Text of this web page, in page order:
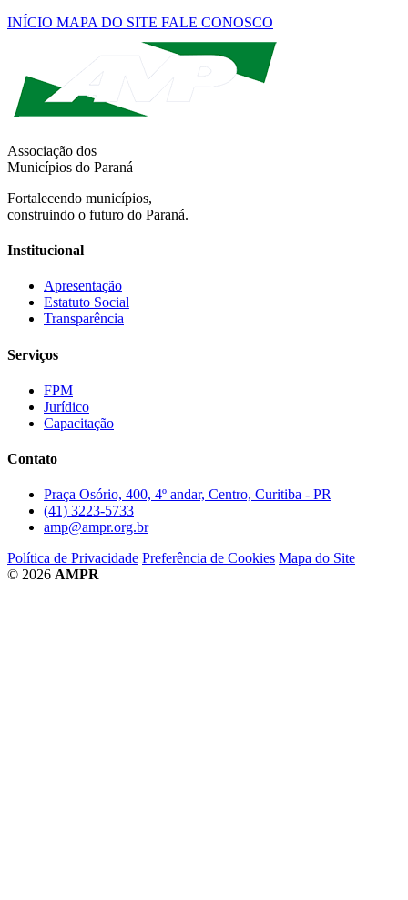
INÍCIO MAPA DO SITE FALE CONOSCO
Associação dos
Municípios do Paraná
Fortalecendo municípios,
construindo o futuro do Paraná.
Institucional
Apresentação
Estatuto Social
Transparência
Serviços
FPM
Jurídico
Capacitação
Contato
Praça Osório, 400, 4º andar, Centro, Curitiba - PR
(41) 3223-5733
amp@ampr.org.br
Política de Privacidade Preferência de Cookies Mapa do Site
© 2026 AMPR